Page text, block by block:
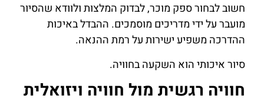
חשוב לבחור ספק מוכר, לבדוק המלצות ולוודא שהסיור
מועבר על ידי מדריכים מוסמכים. ההבדל באיכות
ההדרכה משפיע ישירות על רמת ההנאה.
סיור איכותי הוא השקעה בחוויה.
חוויה רגשית מול חוויה ויזואלית